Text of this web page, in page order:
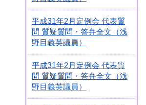
平成31年2月定例会 代表質
問 質疑質問・答弁全文（浅
野目義英議員）
平成31年2月定例会 代表質
問 質疑質問・答弁全文（浅
野目義英議員）